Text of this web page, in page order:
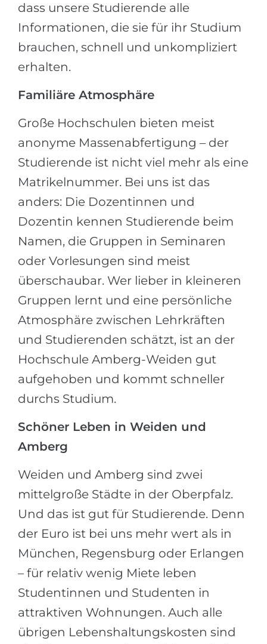
dass unsere Studierende alle
Informationen, die sie für ihr Studium
brauchen, schnell und unkompliziert
erhalten.
Familiäre Atmosphäre
Große Hochschulen bieten meist
anonyme Massenabfertigung – der
Studierende ist nicht viel mehr als eine
Matrikelnummer. Bei uns ist das
anders: Die Dozentinnen und
Dozentin kennen Studierende beim
Namen, die Gruppen in Seminaren
oder Vorlesungen sind meist
überschaubar. Wer lieber in kleineren
Gruppen lernt und eine persönliche
Atmosphäre zwischen Lehrkräften
und Studierenden schätzt, ist an der
Hochschule Amberg-Weiden gut
aufgehoben und kommt schneller
durchs Studium.
Schöner Leben in Weiden und
Amberg
Weiden und Amberg sind zwei
mittelgroße Städte in der Oberpfalz.
Und das ist gut für Studierende. Denn
der Euro ist bei uns mehr wert als in
München, Regensburg oder Erlangen
– für relativ wenig Miete leben
Studentinnen und Studenten in
attraktiven Wohnungen. Auch alle
übrigen Lebenshaltungskosten sind